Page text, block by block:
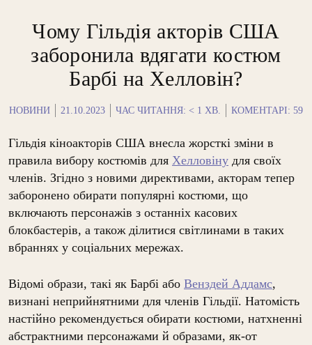
Чому Гільдія акторів США
заборонила вдягати костюм
Барбі на Хелловін?
НОВИНИ 21.10.2023 ЧАС ЧИТАННЯ: < 1 ХВ. КОМЕНТАРІ: 59
Гільдія кіноакторів США внесла жорсткі зміни в
правила вибору костюмів для Хелловіну для своїх
членів. Згідно з новими директивами, акторам тепер
заборонено обирати популярні костюми, що
включають персонажів з останніх касових
блокбастерів, а також ділитися світлинами в таких
вбраннях у соціальних мережах.
Відомі образи, такі як Барбі або Венздей Аддамс,
визнані неприйнятними для членів Гільдії. Натомість
настійно рекомендується обирати костюми, натхненні
абстрактними персонажами й образами, як-от